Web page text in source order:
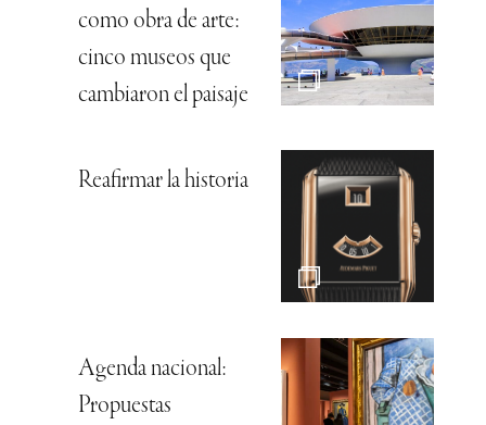
como obra de arte:
cinco museos que
cambiaron el paisaje
Reafirmar la historia
Agenda nacional:
Propuestas